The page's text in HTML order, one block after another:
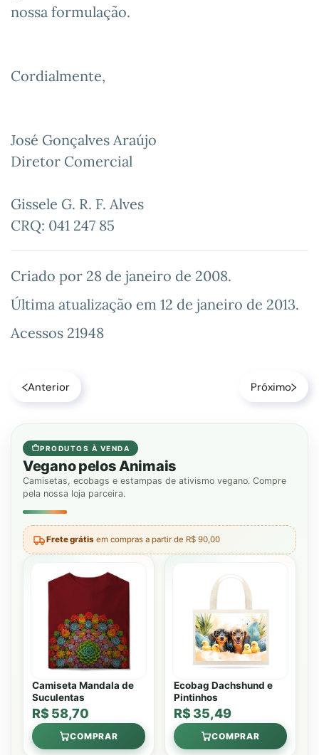
nossa formulação.
Cordialmente,
José Gonçalves Araújo
Diretor Comercial
Gissele G. R. F. Alves
CRQ: 041 247 85
Criado por 28 de janeiro de 2008.
Última atualização em 12 de janeiro de 2013.
Acessos 21948
Anterior Próximo
PRODUTOS À VENDA
Vegano pelos Animais
Camisetas, ecobags e estampas de ativismo vegano. Compre
pela nossa loja parceira.
Frete grátis em compras a partir de R$ 90,00
Camiseta Mandala de
Suculentas
R$ 58,70
COMPRAR
Ecobag Dachshund e
Pintinhos
R$ 35,49
COMPRAR